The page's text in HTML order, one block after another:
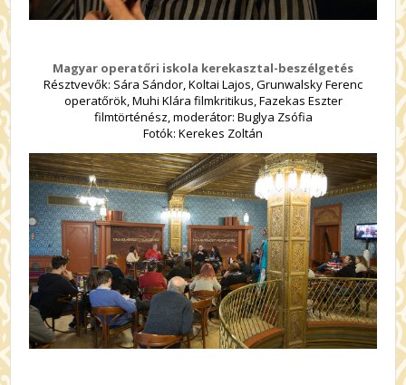
Magyar operatőri iskola kerekasztal-beszélgetés
Résztvevők: Sára Sándor, Koltai Lajos, Grunwalsky Ferenc
operatőrök, Muhi Klára filmkritikus, Fazekas Eszter
filmtörténész, moderátor: Buglya Zsófia
Fotók: Kerekes Zoltán